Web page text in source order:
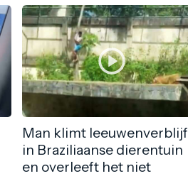
Man klimt leeuwenverblijf
in Braziliaanse dierentuin
en overleeft het niet